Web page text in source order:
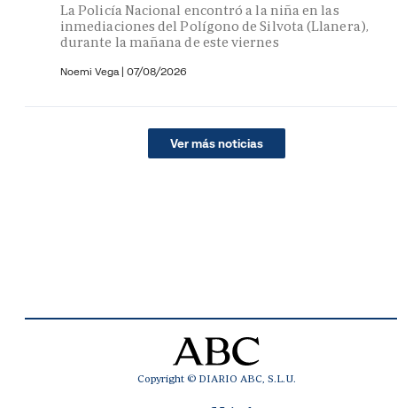
La Policía Nacional encontró a la niña en las
inmediaciones del Polígono de Silvota (Llanera),
durante la mañana de este viernes
Noemi Vega | 07/08/2026
Ver más noticias
Copyright © DIARIO ABC, S.L.U.